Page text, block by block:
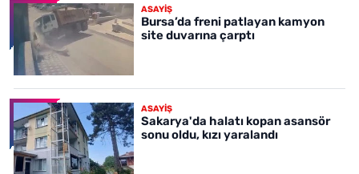
ASAYİŞ
Bursa’da freni patlayan kamyon
site duvarına çarptı
ASAYİŞ
Sakarya'da halatı kopan asansör
sonu oldu, kızı yaralandı